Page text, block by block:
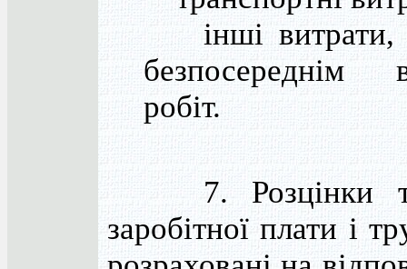
інші витрати,
безпосереднім
робіт.
7. Розцінки та
заробітної плати і